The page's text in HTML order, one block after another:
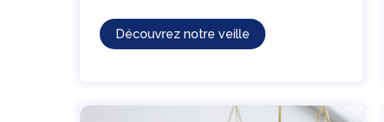
Découvrez notre veille